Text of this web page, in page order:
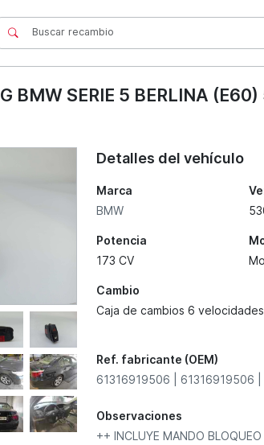
BMW SERIE 5 BERLINA
Detalles del vehículo
Marca
BMW
Potencia
173 CV
Cambio
Caja de cambios 6 velocidades
Ref. fabricante (OEM)
61316919506 | 61316919506
Observaciones
++ INCLUYE MANDO